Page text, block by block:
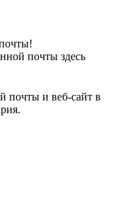
почты здесь
почты и веб-сайт в